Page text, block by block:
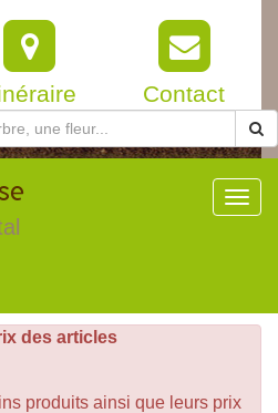
Contact
des articles
produits ainsi que leurs prix